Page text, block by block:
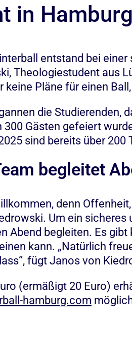
in
entstand bei
Theologiestudent aus
keine Pläne für einen
die Studierenden,
300 Gästen gefeiert
sind bereits über 200
begleitet
denn
Um ein
Abend begleiten. Es gibt
kann. „Natürlich
fügt Janos von
(ermäßigt 20 Euro)
hamburg.com